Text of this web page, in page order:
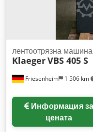
Friesenheim 1 506 km
лентоотрязна машина
KlaegerVBS 405 S
Информация за
цената